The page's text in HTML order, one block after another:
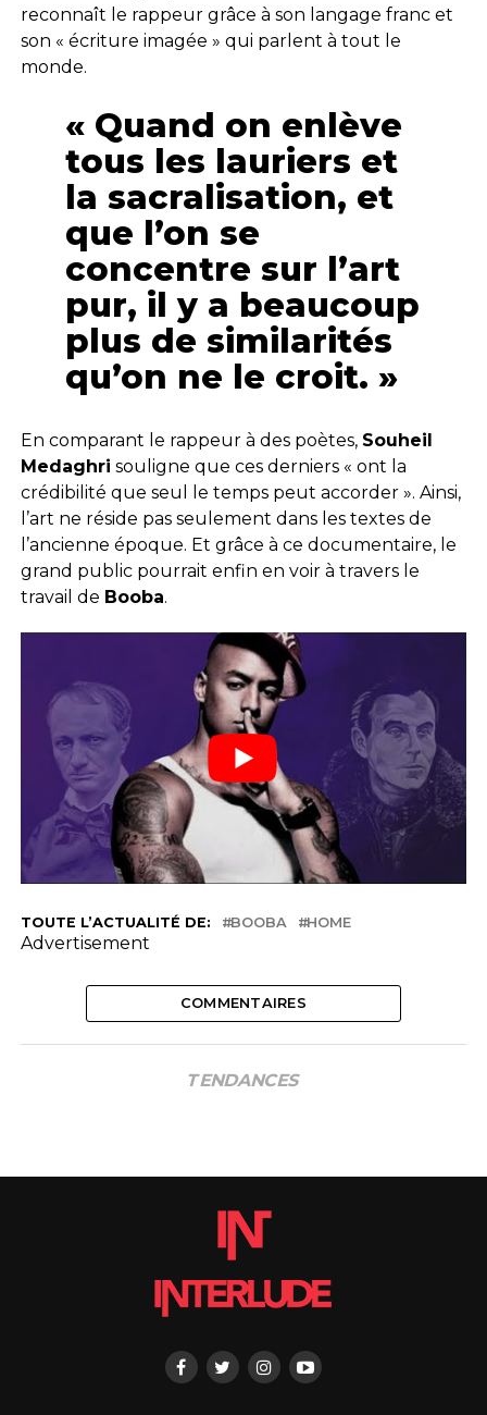
reconnaît le rappeur grâce à son langage franc et
son « écriture imagée » qui parlent à tout le
monde.
« Quand on enlève
tous les lauriers et
la sacralisation, et
que l’on se
concentre sur l’art
pur, il y a beaucoup
plus de similarités
qu’on ne le croit. »
En comparant le rappeur à des poètes, Souheil
Medaghri souligne que ces derniers « ont la
crédibilité que seul le temps peut accorder ». Ainsi,
l’art ne réside pas seulement dans les textes de
l’ancienne époque. Et grâce à ce documentaire, le
grand public pourrait enfin en voir à travers le
travail de Booba.
TOUTE L’ACTUALITÉ DE: BOOBA HOME
Advertisement
COMMENTAIRES
TENDANCES